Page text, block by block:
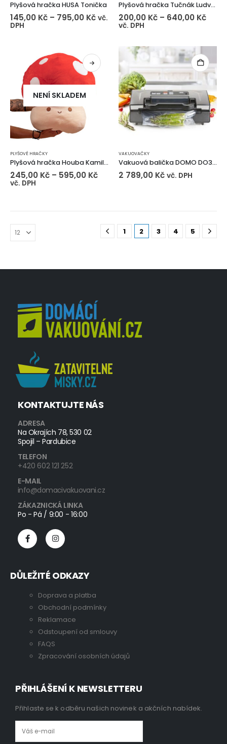
Plyšová hračka HUSA Tonička
145,00 Kč – 795,00 Kč vč.
DPH
Plyšová hračka Tučnák Ludvíček
200,00 Kč – 640,00 Kč
vč. DPH
NENÍ SKLADEM
PLYŠOVÉ HRAČKY
Plyšová hračka Houba Kamilka
245,00 Kč – 595,00 Kč
vč. DPH
VAKUOVAČKY
Vakuová balička DOMO DO336L
2 789,00 Kč vč. DPH
1 2 3 4 5
KONTAKTUJTE NÁS
ADRESA
Na Okrajích 78, 530 02
Spojil – Pardubice
TELEFON
+420 602 121 252
E-MAIL
info@domacivakuovani.cz
ZÁKAZNICKÁ LINKA
Po - Pá / 9:00 - 16:00
DŮLEŽITÉ ODKAZY
Doprava a platba
Obchodní podmínky
Reklamace
Odstoupení od smlouvy
FAQS
Zpracování osobních údajů
PŘIHLÁŠENÍ K NEWSLETTERU
Přihlaste se k odběru našich novinek a akčních nabídek.